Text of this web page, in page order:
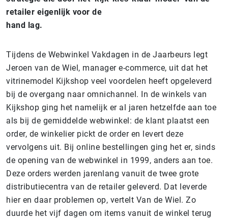
retailer eigenlijk voor de
hand lag.
Tijdens de Webwinkel Vakdagen in de Jaarbeurs legt
Jeroen van de Wiel, manager e-commerce, uit dat het
vitrinemodel Kijkshop veel voordelen heeft opgeleverd
bij de overgang naar omnichannel. In de winkels van
Kijkshop ging het namelijk er al jaren hetzelfde aan toe
als bij de gemiddelde webwinkel: de klant plaatst een
order, de winkelier pickt de order en levert deze
vervolgens uit. Bij online bestellingen ging het er, sinds
de opening van de webwinkel in 1999, anders aan toe.
Deze orders werden jarenlang vanuit de twee grote
distributiecentra van de retailer geleverd. Dat leverde
hier en daar problemen op, vertelt Van de Wiel. Zo
duurde het vijf dagen om items vanuit de winkel terug